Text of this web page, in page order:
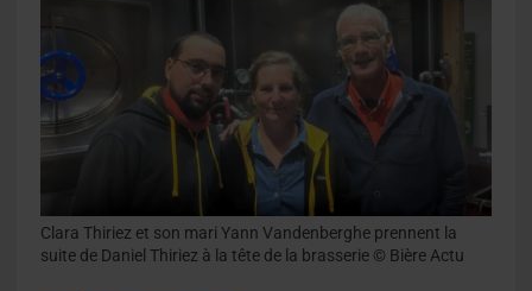
Clara Thiriez et son mari Yann Vandenberghe prennent la
suite de Daniel Thiriez à la tête de la brasserie © Bière Actu